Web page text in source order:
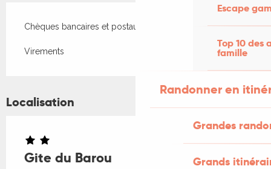
Escape
Top 10 des
famille
Randonner en
Grandes
Grands
Chèques bancaires et postaux
Virements
Localisation
Gite du Barou